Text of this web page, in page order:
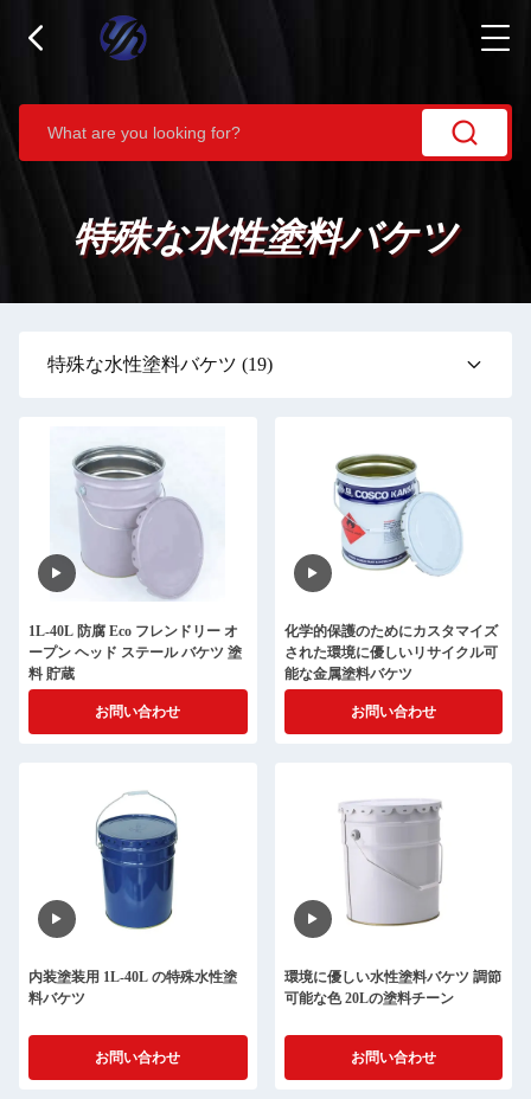
特殊な水性塗料バケツ
特殊な水性塗料バケツ (19)
1L-40L 防腐 Eco フレンドリー オ
ープン ヘッド ステール バケツ 塗
料 貯蔵
お問い合わせ
化学的保護のためにカスタマイズ
された環境に優しいリサイクル可
能な金属塗料バケツ
お問い合わせ
内装塗装用 1L-40L の特殊水性塗
料バケツ
お問い合わせ
環境に優しい水性塗料バケツ 調節
可能な色 20Lの塗料チーン
お問い合わせ